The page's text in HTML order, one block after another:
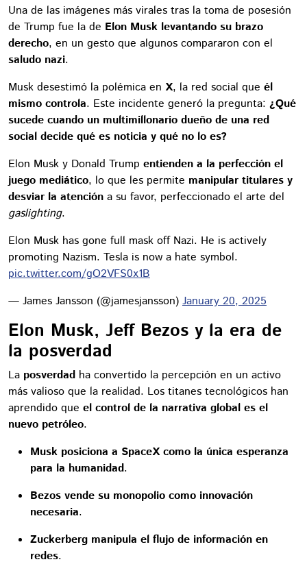
Una de las imágenes más virales tras la toma de posesión
de Trump fue la de Elon Musk levantando su brazo
derecho, en un gesto que algunos compararon con el
saludo nazi.
Musk desestimó la polémica en X, la red social que él
mismo controla. Este incidente generó la pregunta: ¿Qué
sucede cuando un multimillonario dueño de una red
social decide qué es noticia y qué no lo es?
Elon Musk y Donald Trump entienden a la perfección el
juego mediático, lo que les permite manipular titulares y
desviar la atención a su favor, perfeccionado el arte del
gaslighting.
Elon Musk has gone full mask off Nazi. He is actively
promoting Nazism. Tesla is now a hate symbol.
pic.twitter.com/gO2VFS0x1B
— James Jansson (@jamesjansson) January 20, 2025
Elon Musk, Jeff Bezos y la era de
la posverdad
La posverdad ha convertido la percepción en un activo
más valioso que la realidad. Los titanes tecnológicos han
aprendido que el control de la narrativa global es el
nuevo petróleo.
Musk posiciona a SpaceX como la única esperanza
para la humanidad.
Bezos vende su monopolio como innovación
necesaria.
Zuckerberg manipula el flujo de información en
redes.